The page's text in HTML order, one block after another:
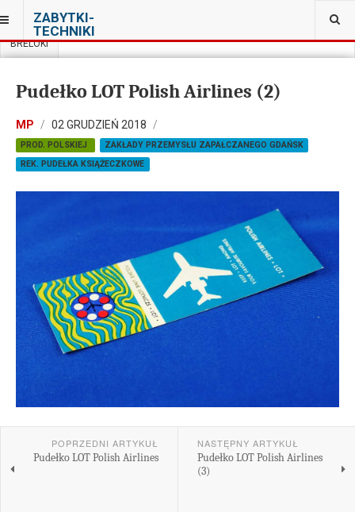
ZABYTKI-
TECHNIKI
JESTEŚ TUTAJ:
BRELOKI
Pudełko LOT Polish Airlines (2)
MP 02 GRUDZIEŃ 2018
PROD. POLSKIEJ
ZAKŁADY PRZEMYSŁU ZAPAŁCZANEGO GDAŃSK
REK. PUDEŁKA KSIĄŻECZKOWE
POPRZEDNI ARTYKUŁ
Pudełko LOT Polish Airlines
NASTĘPNY ARTYKUŁ
Pudełko LOT Polish Airlines
(3)